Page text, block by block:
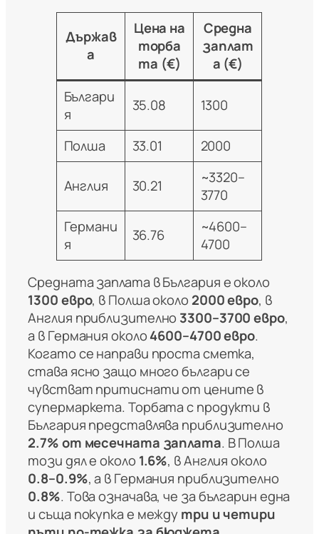
Държав
а
Цена на
торба
та (€)
Средна
заплат
а (€)
Българи
я
35.08 1300
Полша 33.01 2000
Англия 30.21
~3320–
3770
Германи
я
36.76
~4600–
4700
Средната заплата в България е около
1300 евро, в Полша около 2000 евро, в
Англия приблизително 3300–3700 евро,
а в Германия около4600–4700 евро.
Когато се направи проста сметка,
става ясно защо много българи се
чувстват притиснати от цените в
супермаркета. Торбата с продукти в
България представлява приблизително
2.7% от месечната заплата. В Полша
този дял е около 1.6%, в Англия около
0.8–0.9%, а в Германия приблизително
0.8%. Това означава, че за българин една
и съща покупка е междутри и четири